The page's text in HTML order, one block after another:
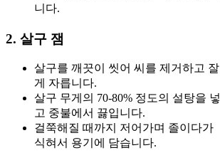
니다.
2. 살구 잼
살구를 깨끗이 씻어 씨를 제거하고 잘
게 자릅니다.
살구 무게의 70-80% 정도의 설탕을 넣
고 중불에서 끓입니다.
걸쭉해질 때까지 저어가며 졸이다가
식혀서 용기에 담습니다.